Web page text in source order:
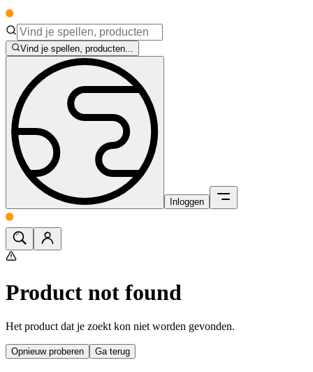
Vind je spellen, producten...
Inloggen
Product not found
Het product dat je zoekt kon niet worden gevonden.
Opnieuw proberen Ga terug